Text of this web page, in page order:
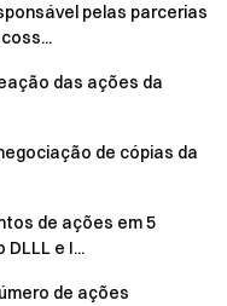
o nosso 100% de
pelas parcerias
das ações da
de cópias da
de ações em 5
e I...
de ações